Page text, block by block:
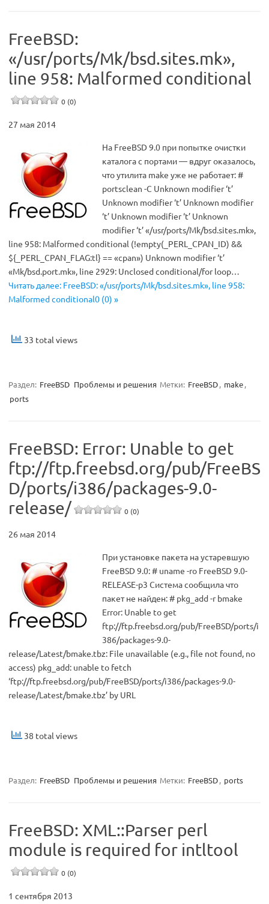
FreeBSD:
«/usr/ports/Mk/bsd.sites.mk»,
line 958: Malformed conditional
0 (0)
27 мая 2014
На FreeBSD 9.0 при попытке очистки
каталога с портами — вдруг оказалось,
что утилита make уже не работает: #
portsclean -C Unknown modifier ‘t’
Unknown modifier ‘t’ Unknown modifier
‘t’ Unknown modifier ‘t’ Unknown
modifier ‘t’ «/usr/ports/Mk/bsd.sites.mk»,
line 958: Malformed conditional (!empty(_PERL_CPAN_ID) &&
${_PERL_CPAN_FLAG:tl} == «cpan») Unknown modifier ‘t’
«Mk/bsd.port.mk», line 2929: Unclosed conditional/for loop…
Читать далее: FreeBSD: «/usr/ports/Mk/bsd.sites.mk», line 958:
Malformed conditional0 (0) »
33 total views
Раздел: FreeBSD Проблемы и решения Метки: FreeBSD, make,
ports
FreeBSD: Error: Unable to get
ftp://ftp.freebsd.org/pub/FreeBS
D/ports/i386/packages-9.0-
release/
0 (0)
26 мая 2014
При установке пакета на устаревшую
FreeBSD 9.0: # uname -ro FreeBSD 9.0-
RELEASE-p3 Система сообщила что
пакет не найден: # pkg_add -r bmake
Error: Unable to get
ftp://ftp.freebsd.org/pub/FreeBSD/ports/i
386/packages-9.0-
release/Latest/bmake.tbz: File unavailable (e.g., file not found, no
access) pkg_add: unable to fetch
‘ftp://ftp.freebsd.org/pub/FreeBSD/ports/i386/packages-9.0-
release/Latest/bmake.tbz’ by URL
38 total views
Раздел: FreeBSD Проблемы и решения Метки: FreeBSD, ports
FreeBSD: XML::Parser perl
module is required for intltool
0 (0)
1 сентября 2013